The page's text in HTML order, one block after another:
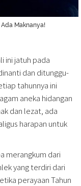
Maknanya!
ini jatuh pada
dan ditunggu-
tahunnya ini
aneka hidangan
dan lezat, ada
harapan untuk
merangkum dari
yang terdiri dari
perayaan Tahun